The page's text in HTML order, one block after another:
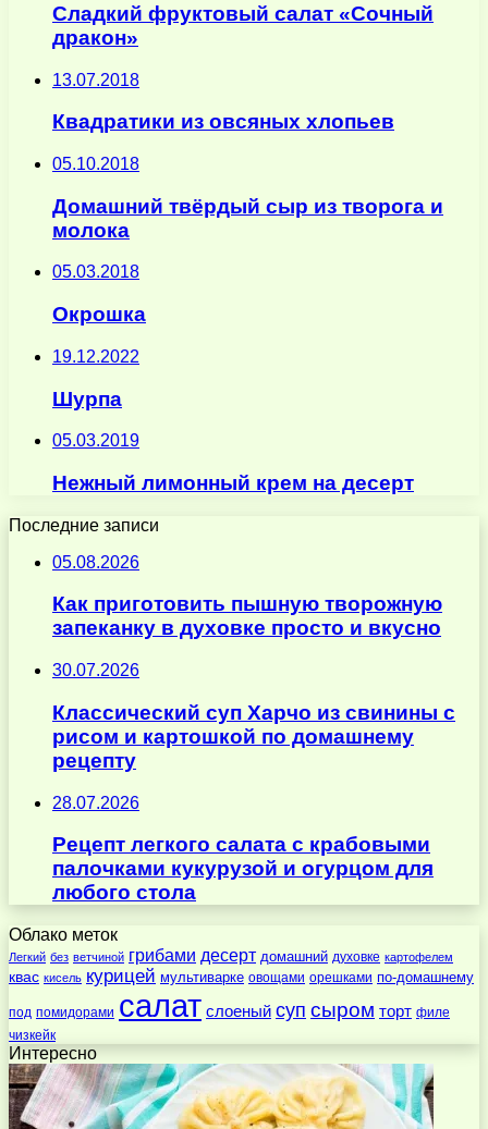
Сладкий фруктовый салат «Сочный
дракон»
13.07.2018
Квадратики из овсяных хлопьев
05.10.2018
Домашний твёрдый сыр из творога и
молока
05.03.2018
Окрошка
19.12.2022
Шурпа
05.03.2019
Нежный лимонный крем на десерт
Последние записи
05.08.2026
Как приготовить пышную творожную
запеканку в духовке просто и вкусно
30.07.2026
Классический суп Харчо из свинины с
рисом и картошкой по домашнему
рецепту
28.07.2026
Рецепт легкого салата с крабовыми
палочками кукурузой и огурцом для
любого стола
Облако меток
Легкий без ветчиной грибами десерт домашний духовке картофелем
квас кисель курицей мультиварке овощами орешками по-домашнему
под помидорами салат слоеный суп сыром торт филе
чизкейк
Интересно